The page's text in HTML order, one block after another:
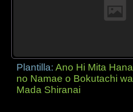
Plantilla:Ano Hi Mita Hana
no Namae o Bokutachi wa
Mada Shiranai